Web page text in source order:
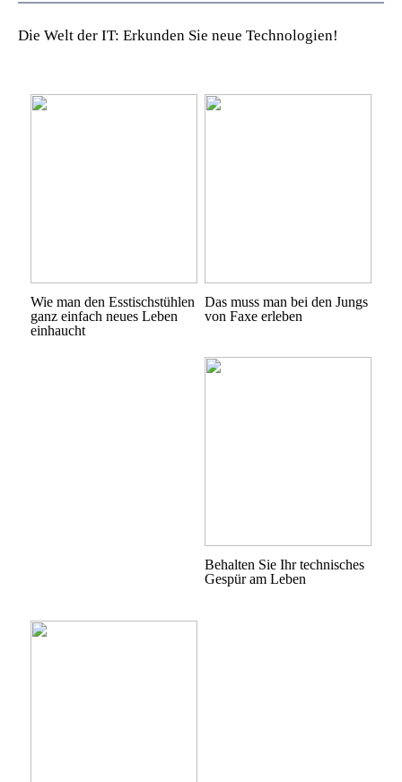
Die Welt der IT: Erkunden Sie neue Technologien!
Wie man den Esstischstühlen
ganz einfach neues Leben
einhaucht
Das muss man bei den Jungs
von Faxe erleben
Behalten Sie Ihr technisches
Gespür am Leben